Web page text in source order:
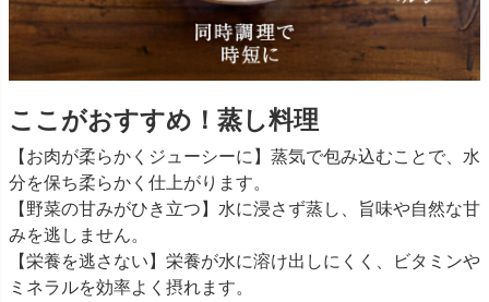
ここがおすすめ！蒸し料理
【お肉が柔らかくジューシーに】蒸気で包み込むことで、水
分を保ち柔らかく仕上がります。
【野菜の甘みがひき立つ】水に浸さず蒸し、旨味や自然な甘
みを逃しません。
【栄養を逃さない】栄養が水に溶け出しにくく、ビタミンや
ミネラルを効率よく摂れます。